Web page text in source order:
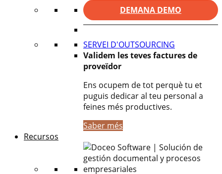
DEMANA DEMO
SERVEI D'OUTSOURCING
Validem les teves factures de
proveïdor
Ens ocupem de tot perquè tu et
puguis dedicar al teu personal a
feines més productives.
Saber més
Recursos